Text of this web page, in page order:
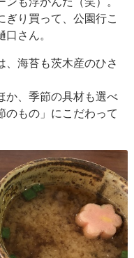
ぎり買って、公園行こ
さん。
、海苔も茨木産のひさ
か、季節の具材も選べ
のもの」にこだわって